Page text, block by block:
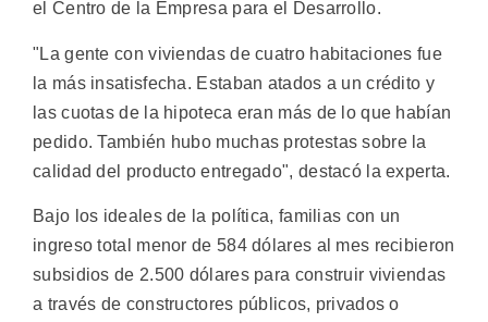
el Centro de la Empresa para el Desarrollo.
"La gente con viviendas de cuatro habitaciones fue
la más insatisfecha. Estaban atados a un crédito y
las cuotas de la hipoteca eran más de lo que habían
pedido. También hubo muchas protestas sobre la
calidad del producto entregado", destacó la experta.
Bajo los ideales de la política, familias con un
ingreso total menor de 584 dólares al mes recibieron
subsidios de 2.500 dólares para construir viviendas
a través de constructores públicos, privados o